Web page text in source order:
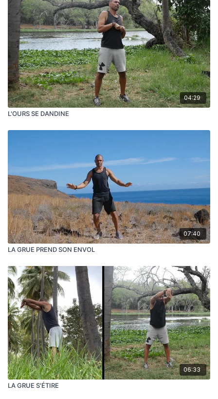
04:29
L'OURS SE DANDINE
07:40
LA GRUE PREND SON ENVOL
06:33
LA GRUE S'ÉTIRE